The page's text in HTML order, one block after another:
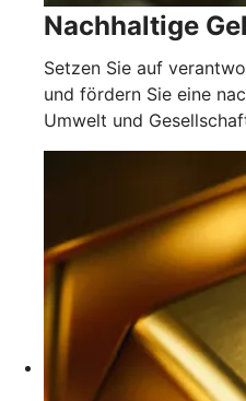
Nachhaltige
Setzen Sie auf
und fördern Sie eine
Umwelt und